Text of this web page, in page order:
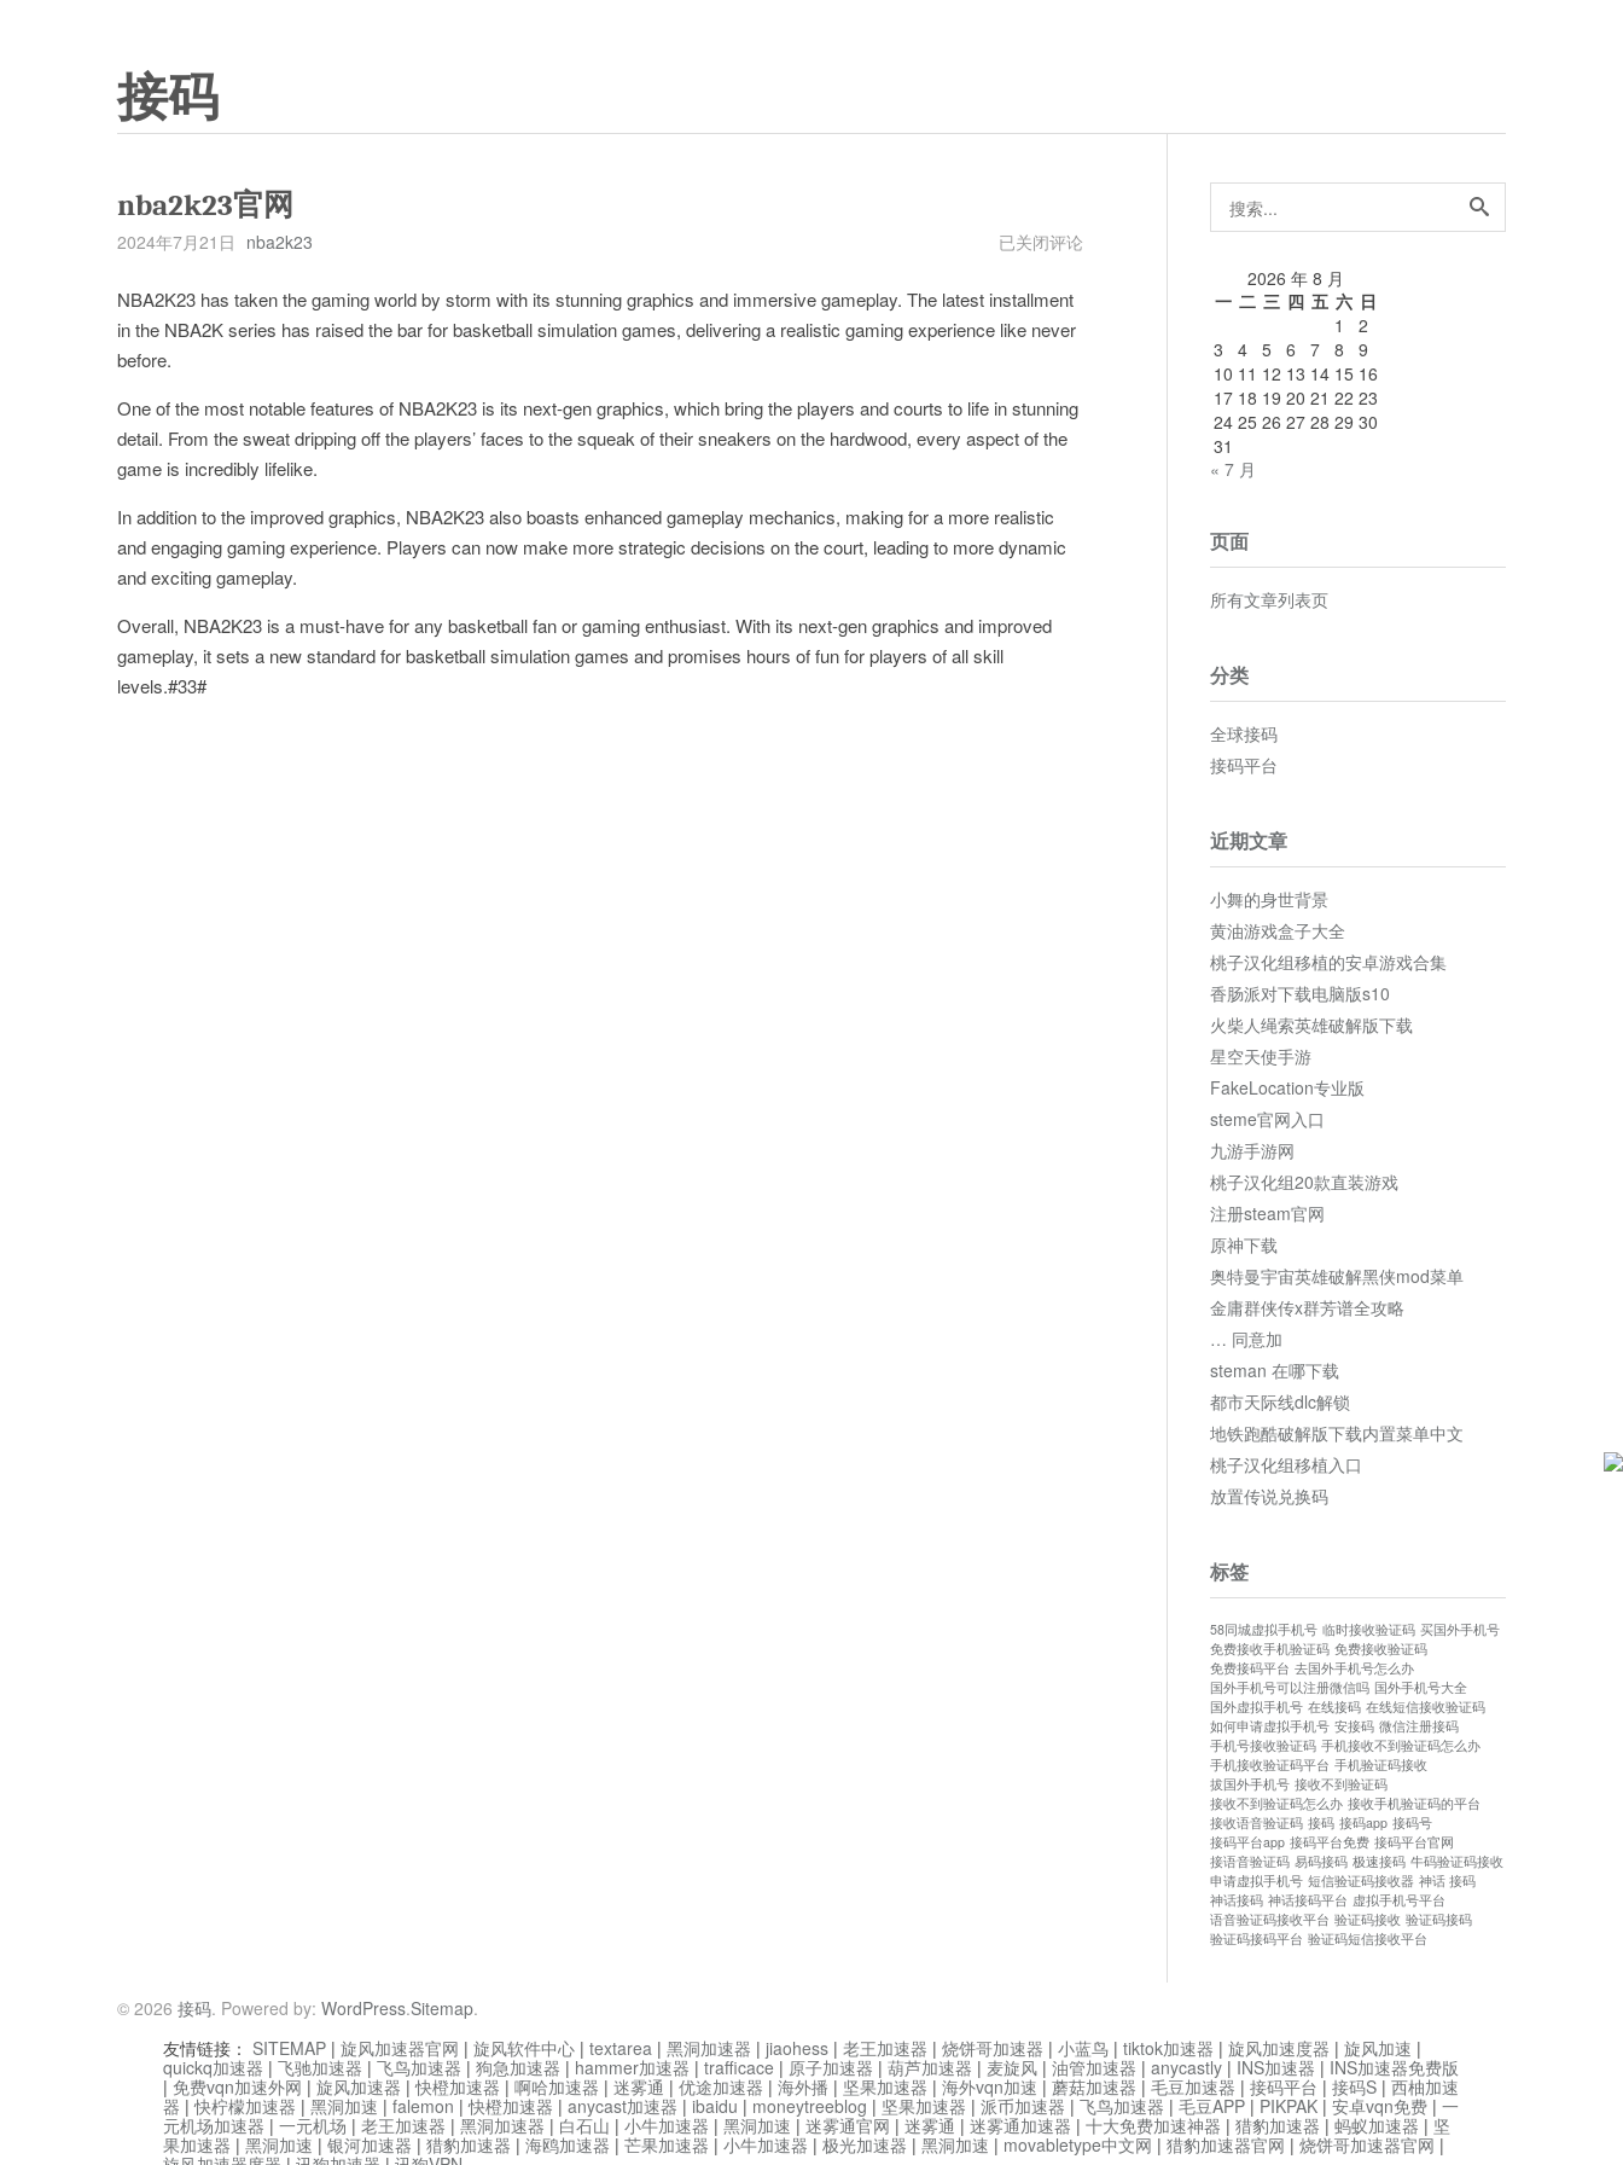
接码
nba2k23官网
2024年7月21日 nba2k23
nba2k23
已关闭评论
NBA2K23 has taken the gaming world by storm with its stunning graphics and immersive gameplay. The latest installment
in the NBA2K series has raised the bar for basketball simulation games, delivering a realistic gaming experience like never
before.
One of the most notable features of NBA2K23 is its next-gen graphics, which bring the players and courts to life in stunning
detail. From the sweat dripping off the players’ faces to the squeak of their sneakers on the hardwood, every aspect of the
game is incredibly lifelike.
In addition to the improved graphics, NBA2K23 also boasts enhanced gameplay mechanics, making for a more realistic
and engaging gaming experience. Players can now make more strategic decisions on the court, leading to more dynamic
and exciting gameplay.
Overall, NBA2K23 is a must-have for any basketball fan or gaming enthusiast. With its next-gen graphics and improved
gameplay, it sets a new standard for basketball simulation games and promises hours of fun for players of all skill
levels.#33#
搜
索...
2026 年 8 月
一 二 三 四 五 六 日
1
2
3
4 5 6 7 8
9
10 11 12 13 14 15 16
17 18 19 20 21 22 23
24 25 26 27 28 29 30
31
« 7 月
页面
所有文章列表页
分类
全球接码
接码平台
近期文章
小舞的身世背景
黄油游戏盒子大全
桃子汉化组移植的安卓游戏合集
香肠派对下载电脑版s10
火柴人绳索英雄破解版下载
星空天使手游
FakeLocation专业版
steme官网入口
九游手游网
桃子汉化组20款直装游戏
注册steam官网
原神下载
奥特曼宇宙英雄破解黑侠mod菜单
金庸群侠传x群芳谱全攻略
… 同意加
steman 在哪下载
都市天际线dlc解锁
地铁跑酷破解版下载内置菜单中文
桃子汉化组移植入口
放置传说兑换码
标签
58同城虚拟手机号 临时接收验证码 买国外手机号
免费接收手机验证码 免费接收验证码
免费接码平台 去国外手机号怎么办
国外手机号可以注册微信吗 国外手机号大全
国外虚拟手机号 在线接码 在线短信接收验证码
如何申请虚拟手机号 安接码 微信注册接码
手机号接收验证码 手机接收不到验证码怎么办
手机接收验证码平台 手机验证码接收
拔国外手机号 接收不到验证码
接收不到验证码怎么办 接收手机验证码的平台
接收语音验证码 接码 接码app 接码号
接码平台app 接码平台免费 接码平台官网
接语音验证码 易码接码 极速接码 牛码验证码接收
申请虚拟手机号 短信验证码接收器 神话 接码
神话接码 神话接码平台 虚拟手机号平台
语音验证码接收平台 验证码接收 验证码接码
验证码接码平台 验证码短信接收平台
© 2026 接码. Powered by: WordPress.Sitemap.
友情链接： SITEMAP | 旋风加速器官网 | 旋风软件中心 | textarea | 黑洞加速器 | jiaohess | 老王加速器 | 烧饼哥加速器 | 小蓝鸟 | tiktok加速器 | 旋风加速度器 | 旋风加速 |
quickq加速器 | 飞驰加速器 | 飞鸟加速器 | 狗急加速器 | hammer加速器 | trafficace | 原子加速器 | 葫芦加速器 | 麦旋风 | 油管加速器 | anycastly | INS加速器 | INS加速器免费版
| 免费vqn加速外网 | 旋风加速器 |快橙加速器 | 啊哈加速器 | 迷雾通 | 优途加速器 | 海外播 | 坚果加速器 | 海外vqn加速 | 蘑菇加速器 | 毛豆加速器 | 接码平台 | 接码S | 西柚加速
器 |快柠檬加速器 | 黑洞加速 | falemon |快橙加速器 | anycast加速器 | ibaidu | moneytreeblog | 坚果加速器 | 派币加速器 | 飞鸟加速器 | 毛豆APP | PIKPAK | 安卓vqn免费 | 一
元机场加速器 | 一元机场 | 老王加速器 | 黑洞加速器 | 白石山 | 小牛加速器 | 黑洞加速 | 迷雾通官网 | 迷雾通 | 迷雾通加速器 | 十大免费加速神器 | 猎豹加速器 | 蚂蚁加速器 | 坚
果加速器 | 黑洞加速 | 银河加速器 | 猎豹加速器 | 海鸥加速器 | 芒果加速器 | 小牛加速器 | 极光加速器 | 黑洞加速 | movabletype中文网 | 猎豹加速器官网 | 烧饼哥加速器官网 |